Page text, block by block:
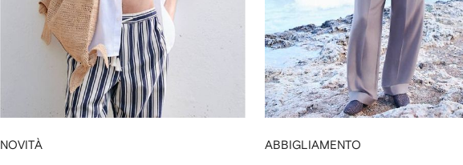
NOVITÀ ABBIGLIAMENTO